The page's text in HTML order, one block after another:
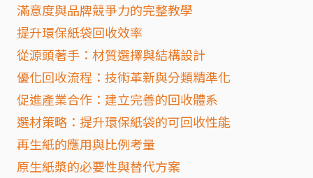
滿意度與品牌競爭力的完整教學
提升環保紙袋回收效率
從源頭著手：材質選擇與結構設計
優化回收流程：技術革新與分類精準化
促進產業合作：建立完善的回收體系
選材策略：提升環保紙袋的可回收性能
再生紙的應用與比例考量
原生紙漿的必要性與替代方案